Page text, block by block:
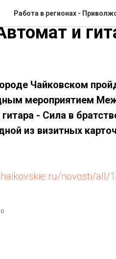
Работа в регионах -
примет
и
Чайковском
мероприятием
- Сила в
из визитных
novosti/all/